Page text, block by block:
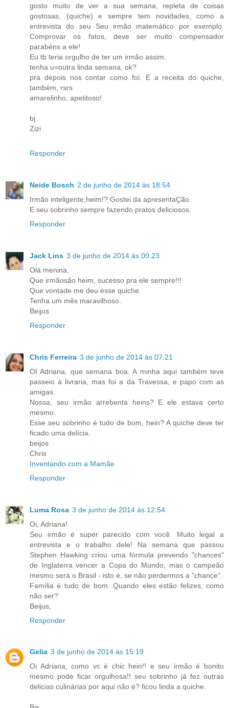
gosto muito de ver a sua semana, repleta de coisas
gostosas, (quiche) e sempre tem novidades, como a
entrevista do seu Seu irmão matemático por exemplo.
Comprovar os fatos, deve ser muito compensador
parabéns a ele!
Eu tb teria orgulho de ter um irmão assim.
tenha u=outra linda semana, ok?
pra depois nos contar como foi. E a receita do quiche,
também, rsrs
amarelinho, apetitoso!
bj
Zizi
Responder
Neide Bosch 2 de junho de 2014 às 18:54
Irmão inteligente,heim!? Gostei da apresentaÇão.
E seu sobrinho sempre fazendo pratos deliciosos.
Responder
Jack Lins 3 de junho de 2014 às 00:23
Olá menina,
Que irmãosão heim, sucesso pra ele sempre!!!
Que vontade me deu esse quiche.
Tenha um mês maravilhoso.
Beijos
Responder
Chris Ferreira 3 de junho de 2014 às 07:21
OI Adriana, que semana boa. A minha aqui também teve
passeio à livraria, mas foi a da Travessa, e papo com as
amigas.
Nossa, seu irmão arrebenta heins? E ele estava certo
mesmo.
Esse seu sobrinho é tudo de bom, hein? A quiche deve ter
ficado uma delícia.
beijos
Chris
Inventando com a Mamãe
Responder
Luma Rosa 3 de junho de 2014 às 12:54
Oi, Adriana!
Seu irmão é super parecido com você. Muito legal a
entrevista e o trabalho dele! Na semana que passou
Stephen Hawking criou uma fórmula prevendo "chances"
de Inglaterra vencer a Copa do Mundo, mas o campeão
mesmo será o Brasil - isto é, se não perdermos a "chance".
Família é tudo de bom. Quando eles estão felizes, como
não ser?
Beijus,
Responder
Gelia 3 de junho de 2014 às 15:19
Oi Adriana, como vc é chic hein!! e seu irmão é bonito
mesmo pode ficar orgulhosa!! seu sobrinho já fez outras
delicias culinárias por aqui não é? ficou linda a quiche.